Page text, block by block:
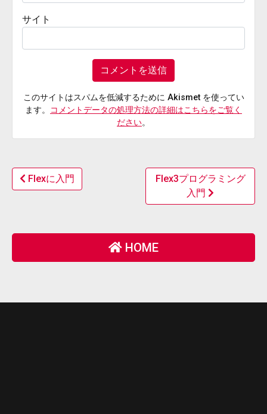
サイト
このサイトはスパムを低減するために Akismet を使ってい
ます。
コメントデータの処理方法の詳細はこちらをご覧く
ださい。
Flexに入門
Flex3プログラミング
入門
HOME